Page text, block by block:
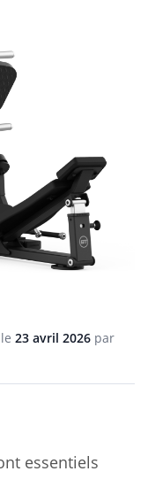
23 avril 2026 par
essentiels